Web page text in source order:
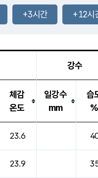
- ℃
- m/s
-mm
+3시간 +12시
강수
체감
온도
일강수
mm
습
%
23.6
23.9